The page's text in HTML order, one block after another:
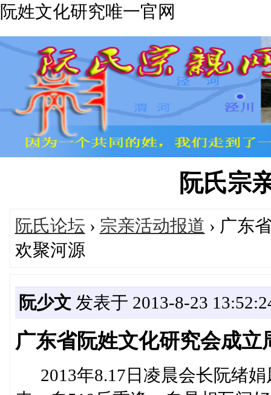
阮姓文化研究唯一官网
阮氏宗
阮氏论坛 › 宗亲活动报道 › 广东
欢聚河源
阮少文 发表于 2013-8-23
广东省阮姓文化研究会成
2013年8.17日凌晨会长阮绪娟